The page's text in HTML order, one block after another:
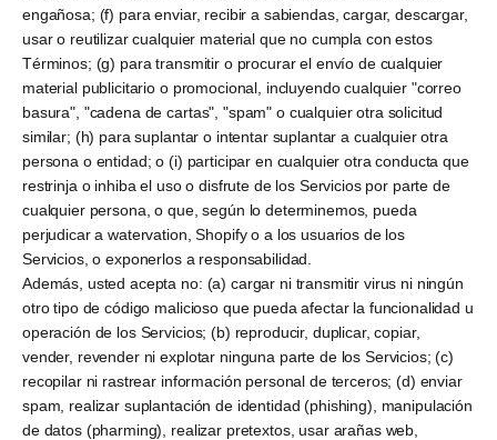
engañosa; (f) para enviar, recibir a sabiendas, cargar, descargar,
usar o reutilizar cualquier material que no cumpla con estos
Términos; (g) para transmitir o procurar el envío de cualquier
material publicitario o promocional, incluyendo cualquier "correo
basura", "cadena de cartas", "spam" o cualquier otra solicitud
similar; (h) para suplantar o intentar suplantar a cualquier otra
persona o entidad; o (i) participar en cualquier otra conducta que
restrinja o inhiba el uso o disfrute de los Servicios por parte de
cualquier persona, o que, según lo determinemos, pueda
perjudicar a watervation, Shopify o a los usuarios de los
Servicios, o exponerlos a responsabilidad.
Además, usted acepta no: (a) cargar ni transmitir virus ni ningún
otro tipo de código malicioso que pueda afectar la funcionalidad u
operación de los Servicios; (b) reproducir, duplicar, copiar,
vender, revender ni explotar ninguna parte de los Servicios; (c)
recopilar ni rastrear información personal de terceros; (d) enviar
spam, realizar suplantación de identidad (phishing), manipulación
de datos (pharming), realizar pretextos, usar arañas web,